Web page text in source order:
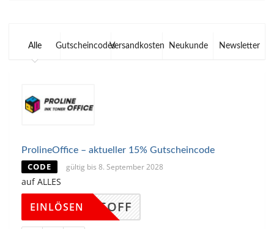
Alle GutscheincodesVersandkosten Neukunde Newsletter
ProlineOffice – aktueller 15% Gutscheincode
CODE gültig bis 8. September 2028
auf ALLES
INE15OFF
EINLÖSEN